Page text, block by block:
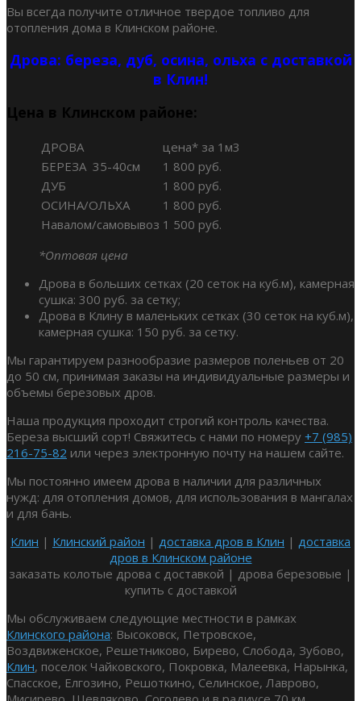
Вы всегда получите отличное твердое топливо для
отопления дома в Клинском районе.
Дрова: береза, дуб, осина, ольха с доставкой
в Клин!
Цена в Клинском районе:
ДРОВА
цена* за 1м3
БЕРЕЗА 35-40см
1 800 руб.
ДУБ
1 800 руб.
ОСИНА/ОЛЬХА
1 800 руб.
Навалом/самовывоз 1 500 руб.
*Оптовая цена
Дрова в больших сетках (20 сеток на куб.м), камерная
сушка: 300 руб. за сетку;
Дрова в Клину в маленьких сетках (30 сеток на куб.м),
камерная сушка: 150 руб. за сетку.
Мы гарантируем разнообразие размеров поленьев от 20
до 50 см, принимая заказы на индивидуальные размеры и
объемы березовых дров.
Наша продукция проходит строгий контроль качества.
Береза высший сорт! Свяжитесь с нами по номеру +7 (985)
216-75-82 или через электронную почту на нашем сайте.
Мы постоянно имеем дрова в наличии для различных
нужд: для отопления домов, для использования в мангалах
и для бань.
Клин | Клинский район | доставка дров в Клин | доставка
дров в Клинском районе
заказать колотые дрова с доставкой | дрова березовые |
купить с доставкой
Мы обслуживаем следующие местности в рамках
Клинского района: Высоковск, Петровское,
Воздвиженское, Решетниково, Бирево, Слобода, Зубово,
Клин, поселок Чайковского, Покровка, Малеевка, Нарынка,
Спасское, Елгозино, Решоткино, Селинское, Лаврово,